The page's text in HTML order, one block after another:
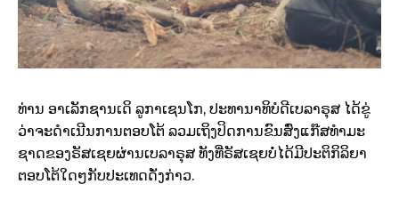
ທ່ານ ອາເລັກຊານເດິ ລູກາເຊນໂກ, ປະທານາທິບໍດີເບລາຣຸສ ໄດ້ຂູ່
ວ່າຈະດຳເນີນການຕອບໂຕ້ ລວມເຖິງປິດການຂົນສົ່ງແກ໊ສທຳມະ
ຊາດຂອງຣັສເຊຍຜ່ານເບລາຣຸສ ທັງທີ່ຣັສເຊຍບໍ່ໄດ້ມີປະຕິກິລິຍາ
ຕອບໂຕ້ໃດໆກັບປະເທດດັ່ງກ່າວ.